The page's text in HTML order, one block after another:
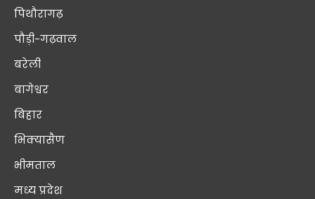
पिथौरागढ़
पौड़ी-गढ़वाल
बरेली
बागेश्वर
बिहार
भिक्यासैण
भीमताल
मध्य प्रदेश